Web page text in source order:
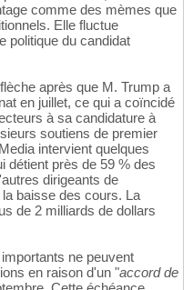
comme des mèmes que
Elle fluctue
politique du candidat
après que M. Trump a
en juillet, ce qui a coïncidé
à sa candidature à
soutiens de premier
intervient quelques
détient près de 59 % des
dirigeants de
baisse des cours. La
de 2 milliards de dollars
ne peuvent
en raison d'un "accord de